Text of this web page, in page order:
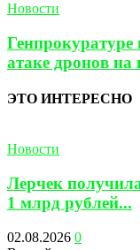
Новости
Генпрокуратуре
атаке дронов
ЭТО ИНТЕРЕСНО
Новости
Лерчек
1 млрд рублей...
02.08.2026 0